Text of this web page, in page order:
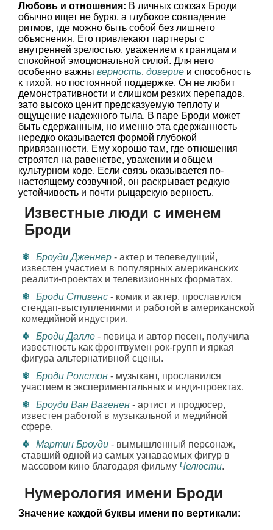
Любовь и отношения: В личных союзах Броди
обычно ищет не бурю, а глубокое совпадение
ритмов, где можно быть собой без лишнего
объяснения. Его привлекают партнеры с
внутренней зрелостью, уважением к границам и
спокойной эмоциональной силой. Для него
особенно важны верность, доверие и способность
к тихой, но постоянной поддержке. Он не любит
демонстративности и слишком резких перепадов,
зато высоко ценит предсказуемую теплоту и
ощущение надежного тыла. В паре Броди может
быть сдержанным, но именно эта сдержанность
нередко оказывается формой глубокой
привязанности. Ему хорошо там, где отношения
строятся на равенстве, уважении и общем
культурном коде. Если связь оказывается по-
настоящему созвучной, он раскрывает редкую
устойчивость и почти рыцарскую верность.
Известные люди с именем
Броди
Броуди Дженнер - актер и телеведущий,
известен участием в популярных американских
реалити-проектах и телевизионных форматах.
Броди Стивенс - комик и актер, прославился
стендап-выступлениями и работой в американской
комедийной индустрии.
Броди Далле - певица и автор песен, получила
известность как фронтвумен рок-групп и яркая
фигура альтернативной сцены.
Броди Ролстон - музыкант, прославился
участием в экспериментальных и инди-проектах.
Броуди Ван Вагенен - артист и продюсер,
известен работой в музыкальной и медийной
сфере.
Мартин Броуди - вымышленный персонаж,
ставший одной из самых узнаваемых фигур в
массовом кино благодаря фильму Челюсти.
Нумерология имени Броди
Значение каждой буквы имени по вертикали: